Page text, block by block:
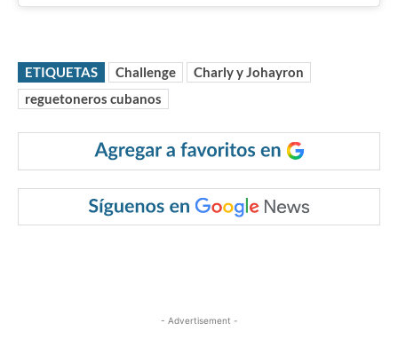
ETIQUETAS Challenge
Charly y Johayron
reguetoneros cubanos
- Advertisement -